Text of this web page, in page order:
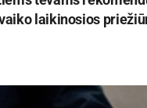
laikinosios